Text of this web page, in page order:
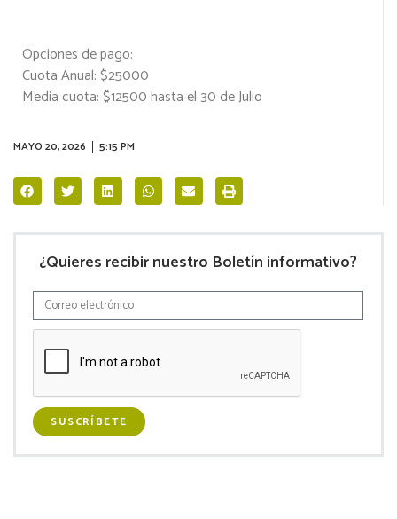
Opciones de pago:
Cuota Anual: $25000
Media cuota: $12500 hasta el 30 de Julio
MAYO 20, 2026 5:15 PM
¿Quieres recibir nuestro Boletín informativo?
SUSCRÍBETE